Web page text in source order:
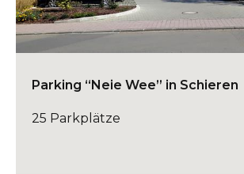
Parking “Neie Wee” in Schieren
25 Parkplätze